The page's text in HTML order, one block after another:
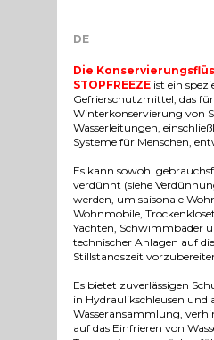
Die
STOPFREEZE ist ein
Gefrierschutzmittel, das
Winterkonservierung von
Wasserleitungen,
Systeme für Menschen,
Es kann sowohl
verdünnt (siehe
werden, um saisonale
Wohnmobile,
Yachten, Schwimmbäder
technischer Anlagen auf
Stillstandszeit
Es bietet zuverlässigen
in Hydraulikschleusen und
Wasseransammlung,
auf das Einfrieren von
DE